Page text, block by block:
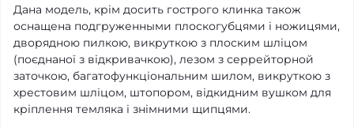
Дана модель, крім досить гострого клинка також
оснащена подгруженными плоскогубцями і ножицями,
дворядною пилкою, викруткою з плоским шліцом
(поєднаної з відкривачкою), лезом з серрейторной
заточкою, багатофункціональним шилом, викруткою з
хрестовим шліцом, штопором, відкидним вушком для
кріплення темляка і знімними щипцями.